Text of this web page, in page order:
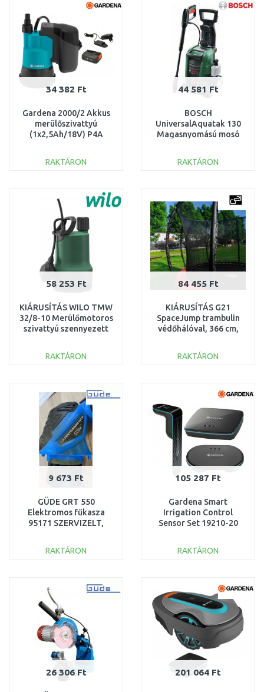
Összehasonlítás Összehasonlítás
34 382 Ft
Gardena 2000/2 Akkus
merülőszivattyú
(1x2,5Ah/18V) P4A
ÚJRACSOMAGOLT
RAKTÁRON
Összehasonlítás
44 581 Ft
BOSCH
UniversalAquatak 130
Magasnyomású mosó
SZERVIZELT
RAKTÁRON
58 253 Ft
KIÁRUSÍTÁS WILO TMW
32/8-10 Merülőmotoros
szivattyú szennyezett
SZERVIZELT
RAKTÁRON
Összehasonlítás
84 455 Ft
KIÁRUSÍTÁS G21
SpaceJump trambulin
védőhálóval, 366 cm,
CSOMAGOLÁS
RAKTÁRON
Összehasonlítás
9 673 Ft
GÜDE GRT 550
Elektromos fűkasza
95171 SZERVIZELT,
RAKTÁRON
Összehasonlítás
105 287 Ft
Gardena Smart
Irrigation Control
Sensor Set 19210-20
RAKTÁRON
Összehasonlítás
26 306 Ft 201 064 Ft